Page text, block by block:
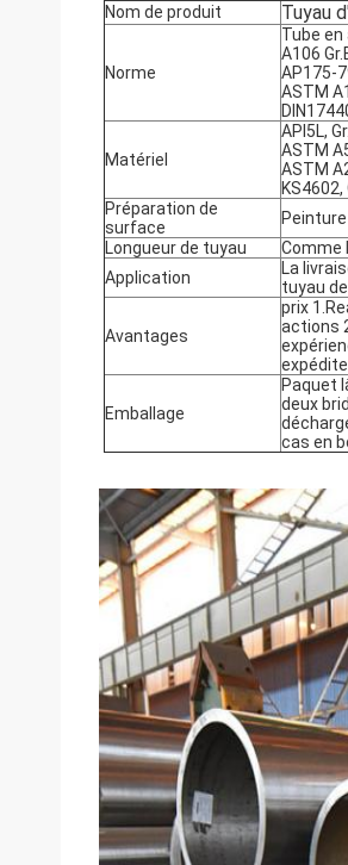
Nom de produit Tuyau
Norme
Tube en
A106
AP175-
ASTM
Matériel
API5L,
ASTM
ASTM
Préparation de
surface
Longueur de tuyau
Comme
Application
La
tuyau
Avantages
prix
actions
Emballage
Paquet
deux
cas en